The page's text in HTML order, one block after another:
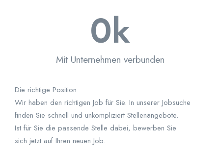
0k
Mit Unternehmen verbunden
Die richtige Position
Wir haben den richtigen Job für Sie. In unserer Jobsuche
finden Sie schnell und unkompliziert Stellenangebote.
Ist für Sie die passende Stelle dabei, bewerben Sie
sich jetzt auf Ihren neuen Job.